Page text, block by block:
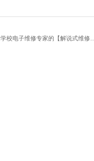
校电子维修专家的【解说式维修